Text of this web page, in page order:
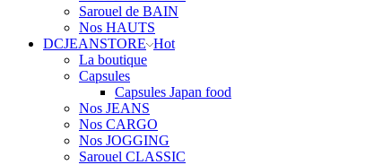
Sarouel de BAIN
Nos HAUTS
DCJEANSTORE Hot
La boutique
Capsules
Capsules Japan food
Nos JEANS
Nos CARGO
Nos JOGGING
Sarouel CLASSIC